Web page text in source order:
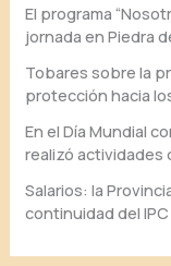
El programa
jornada en Piedra
Tobares sobre la
protección hacia
En el Día Mundial
realizó actividades
Salarios: la
continuidad del